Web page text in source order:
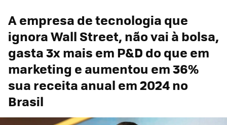
A empresa de tecnologia que
ignora Wall Street, não vai à bolsa,
gasta 3x mais em P&D do que em
marketing e aumentou em 36%
sua receita anual em 2024 no
Brasil